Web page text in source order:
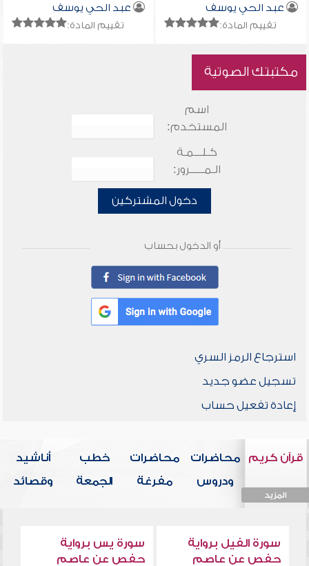
عبد الحي يوسف
تقييم المادة:
مشركة ...)
عبد الحي يوسف
تقييم المادة:
مكتبتك الصوتية
اسم
المستخدم:
كـلـــمـة
الـمـــــرور:
دخول المشتركين
أو الدخول بحساب
استرجاع الرمز السري
تسجيل عضو جديد
إعادة تفعيل حساب
قرآن كريم
المزيد
محاضرات
ودروس
محاضرات
مفرغة
خطب
الجمعة
أناشيد
وقصائد
سورة الفيل برواية
حفص عن عاصم
سورة يس برواية
حفص عن عاصم